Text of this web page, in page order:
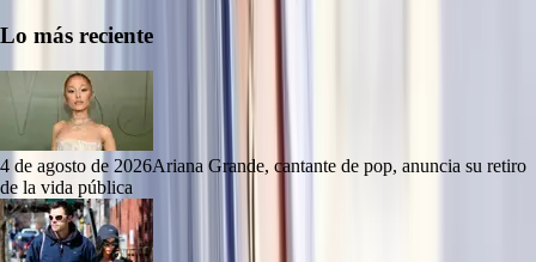
Lo más reciente
4 de agosto de 2026Ariana Grande, cantante de pop, anuncia su retiro
de la vida pública